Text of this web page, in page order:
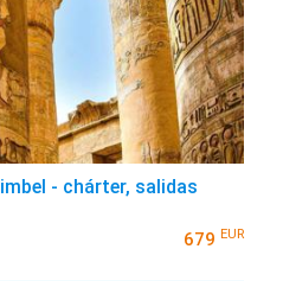
- chárter, salidas
679 EUR